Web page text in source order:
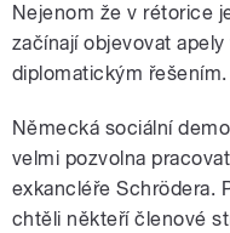
Nejenom že v rétorice
začínají objevovat
diplomatickým řešením.
Německá sociální
velmi pozvolna
exkancléře Schrödera.
chtěli někteří členové